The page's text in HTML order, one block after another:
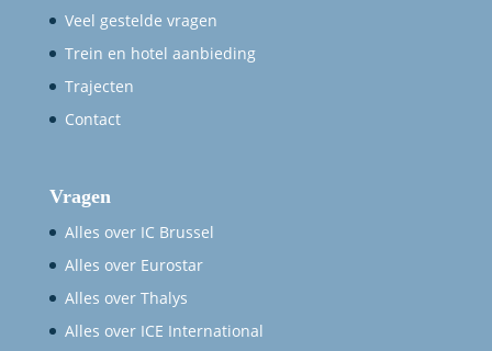
Veel gestelde vragen
Trein en hotel aanbieding
Trajecten
Contact
Vragen
Alles over IC Brussel
Alles over Eurostar
Alles over Thalys
Alles over ICE International